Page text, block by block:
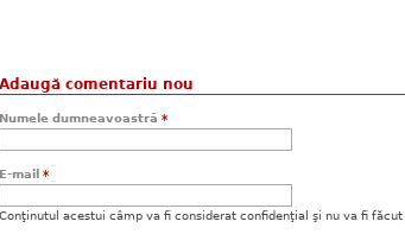
Adaugă comentariu nou
Numele dumneavoastră *
E-mail *
Conţinutul acestui câmp va fi considerat confidenţial şi nu va fi făcut